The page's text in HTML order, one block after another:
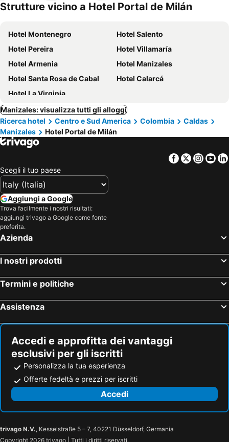
Strutture vicino a Hotel Portal de Milán
Hotel Montenegro
Hotel Salento
Hotel Pereira
Hotel Villamaría
Hotel Armenia
Hotel Manizales
Hotel Santa Rosa de Cabal
Hotel Calarcá
Hotel La Virginia
Manizales: visualizza tutti gli alloggi
Ricerca hotel
Centro e Sud America Colombia
Caldas
Manizales
Hotel Portal de Milán
Facebook
Twitter
Scegli il tuo paese
Aggiungi a Google
Trova facilmente i nostri risultati:
aggiungi trivago a Google come fonte
preferita.
Azienda
I nostri prodotti
Termini e politiche
Assistenza
Accedi e approfitta dei vantaggi
esclusivi per gli iscritti
Personalizza la tua esperienza
Offerte fedeltà e prezzi per iscritti
Accedi
trivago N.V., Kesselstraße 5 – 7, 40221 Düsseldorf, Germania
Copyright 2026 trivago | Tutti i diritti riservati.